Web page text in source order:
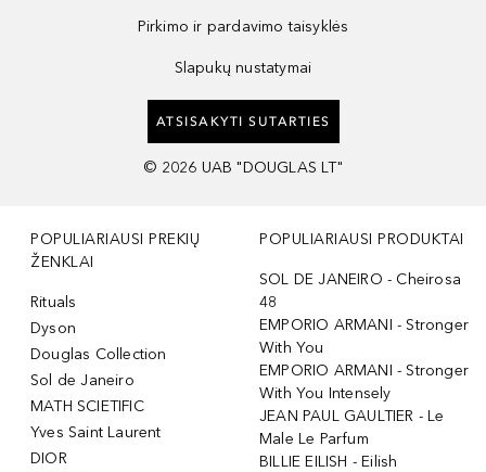
Pirkimo ir pardavimo taisyklės
Slapukų nustatymai
ATSISAKYTI SUTARTIES
© 2026 UAB "DOUGLAS LT"
POPULIARIAUSI PREKIŲ
ŽENKLAI
Rituals
Dyson
Douglas Collection
Sol de Janeiro
MATH SCIETIFIC
Yves Saint Laurent
DIOR
POPULIARIAUSI PRODUKTAI
SOL DE JANEIRO - Cheirosa
48
EMPORIO ARMANI - Stronger
With You
EMPORIO ARMANI - Stronger
With You Intensely
JEAN PAUL GAULTIER - Le
Male Le Parfum
BILLIE EILISH - Eilish